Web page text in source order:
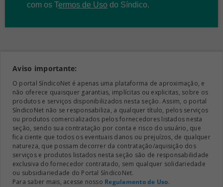
com os Termos de Uso do Síndico.
Aviso importante:
O portal SíndicoNet é apenas uma plataforma de aproximação, e
não oferece quaisquer garantias, implícitas ou explicitas, sobre os
produtos e serviços disponibilizados nesta seção. Assim, o portal
SíndicoNet não se responsabiliza, a qualquer título, pelos serviços
ou produtos comercializados pelos fornecedores listados nesta
seção, sendo sua contratação por conta e risco do usuário, que
fica ciente que todos os eventuais danos ou prejuízos, de qualquer
natureza, que possam decorrer da contratação/aquisição dos
serviços e produtos listados nesta seção são de responsabilidade
exclusiva do fornecedor contratado, sem qualquer solidariedade
ou subsidiariedade do Portal SíndicoNet.
Para saber mais, acesse nosso Regulamento de Uso.